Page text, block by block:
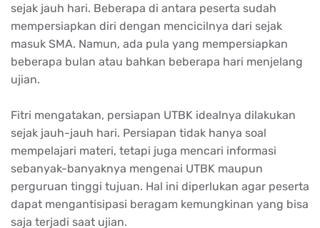
sejak jauh hari. Beberapa di antara peserta sudah
mempersiapkan diri dengan mencicilnya dari sejak
masuk SMA. Namun, ada pula yang mempersiapkan
beberapa bulan atau bahkan beberapa hari menjelang
ujian.
Fitri mengatakan, persiapan UTBK idealnya dilakukan
sejak jauh-jauh hari. Persiapan tidak hanya soal
mempelajari materi, tetapi juga mencari informasi
sebanyak-banyaknya mengenai UTBK maupun
perguruan tinggi tujuan. Hal ini diperlukan agar peserta
dapat mengantisipasi beragam kemungkinan yang bisa
saja terjadi saat ujian.